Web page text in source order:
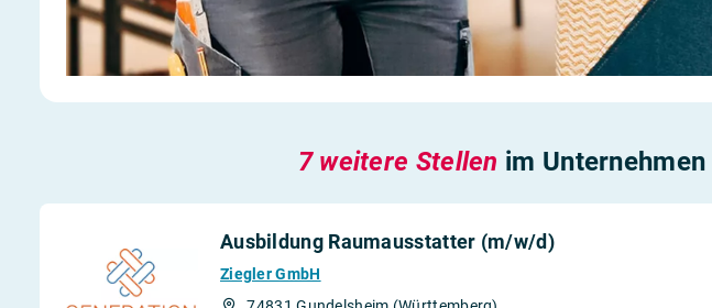
7 weitere Stellen im Unternehmen
Ausbildung Raumausstatter (m/w/d)
Ziegler GmbH